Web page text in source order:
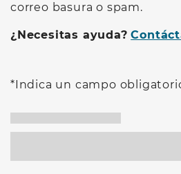
correo basura o spam.
¿Necesitas ayuda?
*Indica un campo